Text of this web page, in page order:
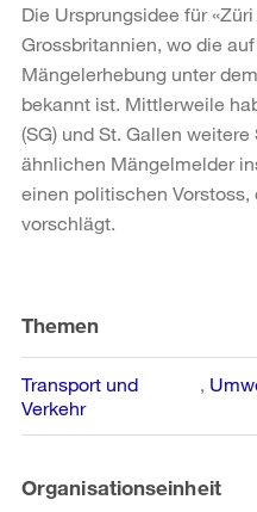
Die Ursprungsidee für
Grossbritannien, wo die
Mängelerhebung unter
bekannt ist. Mittlerweile
(SG) und St. Gallen
ähnlichen Mängelmelder
einen politischen
vorschlägt.
Informationen
Themen
Transport und
Verkehr
Organisationseinheit